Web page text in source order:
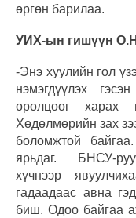
өргөн барилаа.
УИХ-ын гишүүн
-Энэ хуулийн гол
нэмэгдүүлэх
оролцоог
Хөдөлмөрийн зах
боломжтой
ярьдаг. БНСУ-
хүчнээр
гадаадаас авна
биш. Одоо байгаа